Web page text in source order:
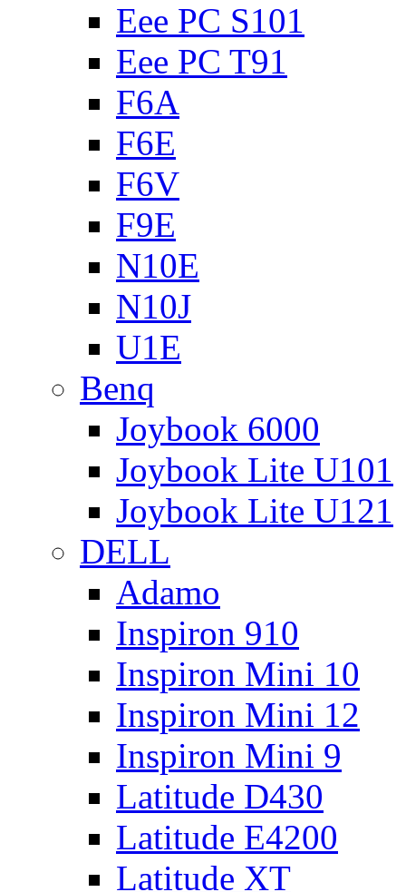
Eee PC S101
Eee PC T91
F6A
F6E
F6V
F9E
N10E
N10J
U1E
Benq
Joybook 6000
Joybook Lite U101
Joybook Lite U121
DELL
Adamo
Inspiron 910
Inspiron Mini 10
Inspiron Mini 12
Inspiron Mini 9
Latitude D430
Latitude E4200
Latitude XT